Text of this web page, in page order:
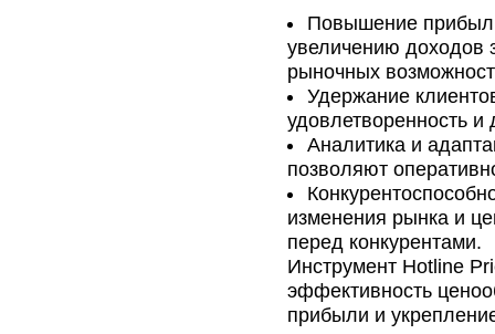
Повышение
увеличению доходов
рыночных
Удержание
удовлетворенность и
Аналитика и
позволяют
изменения рынка и
перед конкурентами.
Инструмент Hotline
эффективность
прибыли и